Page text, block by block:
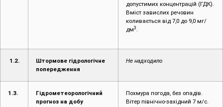
допустимих концентрацій (ГДК).
Вміст завислих речовин
коливається від 7,0 до 9,0 мг/
дм3 .
1.2.
Штормове гідрологічне
попередження
Не надходило
1.3.
Гідрометеорологічний
прогноз на добу
Похмура погода, без опадів.
Вітер північно-західний 7 м/с.